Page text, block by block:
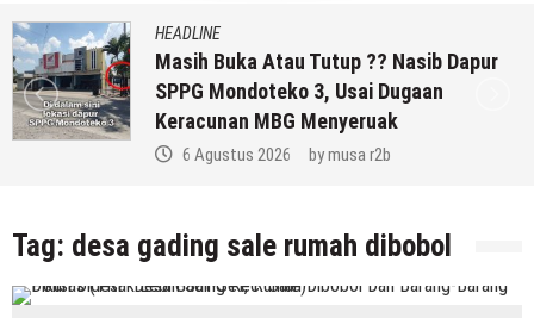
HEADLINE
Masih Buka Atau Tutup ?? Nasib Dapur
SPPG Mondoteko 3, Usai Dugaan
Keracunan MBG Menyeruak
6 Agustus 2026 bymusa r2b
Tag: desa gading sale rumah dibobol